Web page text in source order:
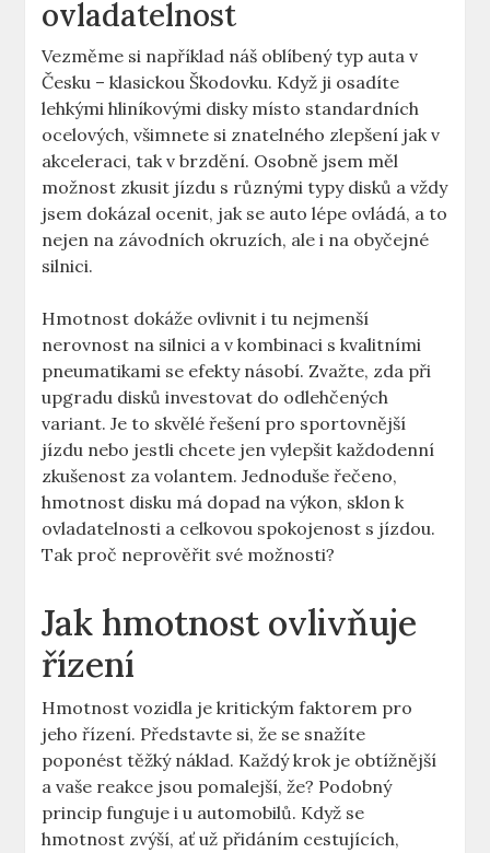
ovladatelnost
Vezměme si například náš oblíbený typ auta v‌
Česku – klasickou Škodovku. ⁤Když ji osadíte
lehkými hliníkovými disky​ místo ⁢standardních
ocelových, ​všimnete si ⁤znatelného zlepšení jak v
akceleraci,‌ tak ​v⁤ brzdění.⁣ Osobně⁤ jsem měl
⁢možnost zkusit⁤ jízdu s různými typy disků ​a vždy
jsem‍ dokázal ocenit, jak se⁤ auto lépe ovládá, ​a to
nejen na⁣ závodních okruzích, ale i ​na obyčejné
silnici.
Hmotnost dokáže ovlivnit i tu nejmenší
nerovnost ‍na silnici a v kombinaci s ​kvalitními
pneumatikami se efekty ⁤násobí. Zvažte, zda ​při
upgradu disků⁤ investovat‌ do odlehčených
variant.⁤ Je to skvělé řešení⁤ pro ‍sportovnější
jízdu nebo jestli chcete jen vylepšit ‍každodenní
zkušenost ‌za volantem. ⁢Jednoduše řečeno,
hmotnost disku má dopad na výkon,⁢ sklon k
ovladatelnosti a celkovou spokojenost ‌s jízdou.
Tak proč neprověřit své možnosti?
Jak hmotnost ovlivňuje
řízení
Hmotnost‌ vozidla je kritickým⁢ faktorem pro
jeho řízení. Představte si, že se‌ snažíte
poponést těžký ⁢náklad. Každý krok je obtížnější
‌a vaše reakce⁤ jsou pomalejší, že? Podobný
⁤princip ​funguje i u automobilů. Když se
hmotnost zvýší, ‍ať‍ už přidáním cestujících,